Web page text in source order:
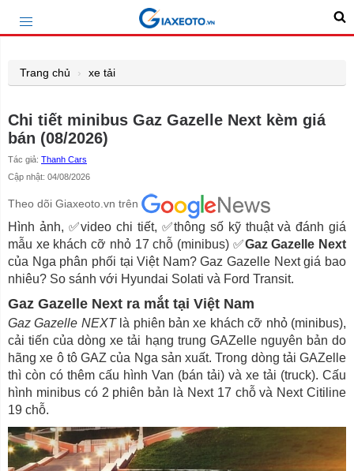
Trang chủ xe tải
Chi tiết minibus Gaz Gazelle Next kèm giá
bán (08/2026)
Tác giả: Thanh Cars
Cập nhật: 04/08/2026
Theo dõi Giaxeoto.vn trên
Hình ảnh, ✅video chi tiết, ✅thông số kỹ thuật và đánh giá
mẫu xe khách cỡ nhỏ 17 chỗ (minibus) ✅Gaz Gazelle Next
của Nga phân phối tại Việt Nam? Gaz Gazelle Next giá bao
nhiêu? So sánh với Hyundai Solati và Ford Transit.
Gaz Gazelle Next ra mắt tại Việt Nam
Gaz Gazelle NEXTlà phiên bản xe khách cỡ nhỏ (minibus),
cải tiến của dòng xe tải hạng trung GAZelle nguyên bản do
hãng xe ô tô GAZ của Nga sản xuất. Trong dòng tải GAZelle
thì còn có thêm cấu hình Van (bán tải) và xe tải (truck). Cấu
hình minibus có 2 phiên bản là Next 17 chỗ và Next Citiline
19 chỗ.